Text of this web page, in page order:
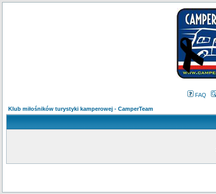
FAQ
Klub miłośników turystyki kamperowej - CamperTeam